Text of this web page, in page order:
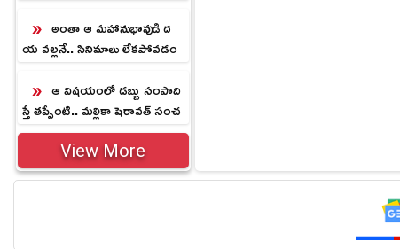
అంతా ఆ మహానుభావుడి ద
య వల్లనే.. సినిమాలు లేకపోవడం
ఆ విషయంలో డబ్బు సంపాది
స్తే తప్పేంటి.. మల్లికా షెరావత్ సంచ
లన వ్యాఖ్యలు
View More